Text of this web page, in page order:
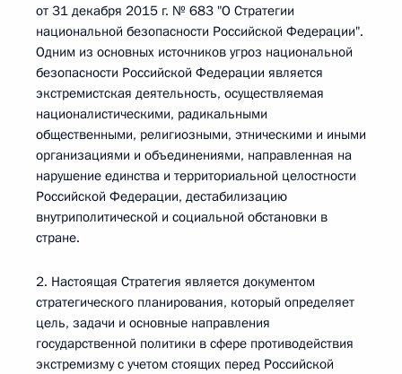
от 31 декабря 2015 г. № 683 "О Стратегии
национальной безопасности Российской Федерации".
Одним из основных источников угроз национальной
безопасности Российской Федерации является
экстремистская деятельность, осуществляемая
националистическими, радикальными
общественными, религиозными, этническими и иными
организациями и объединениями, направленная на
нарушение единства и территориальной целостности
Российской Федерации, дестабилизацию
внутриполитической и социальной обстановки в
стране.
2. Настоящая Стратегия является документом
стратегического планирования, который определяет
цель, задачи и основные направления
государственной политики в сфере противодействия
экстремизму с учетом стоящих перед Российской